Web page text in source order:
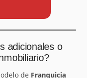
adicionales o
de Franquicia